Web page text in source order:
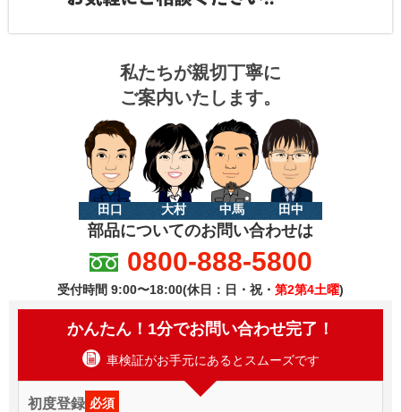
私たちが親切丁寧に
ご案内いたします。
田口 大村 中馬 田中
部品についてのお問い合わせは
0800-888-5800
受付時間 9:00〜18:00(休日：日・祝・ 第2第4土曜)
かんたん！1分でお問い合わせ完了！
車検証がお手元にあるとスムーズです
初度登録 必須